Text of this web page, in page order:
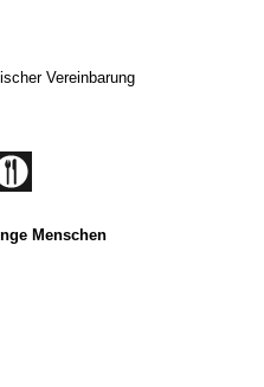
Vereinbarung
Menschen